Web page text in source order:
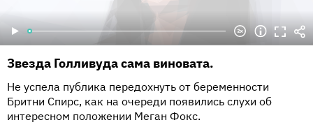
Звезда Голливуда сама виновата.
Не успела публика передохнуть от беременности
Бритни Спирс, как на очереди появились слухи об
интересном положении Меган Фокс.